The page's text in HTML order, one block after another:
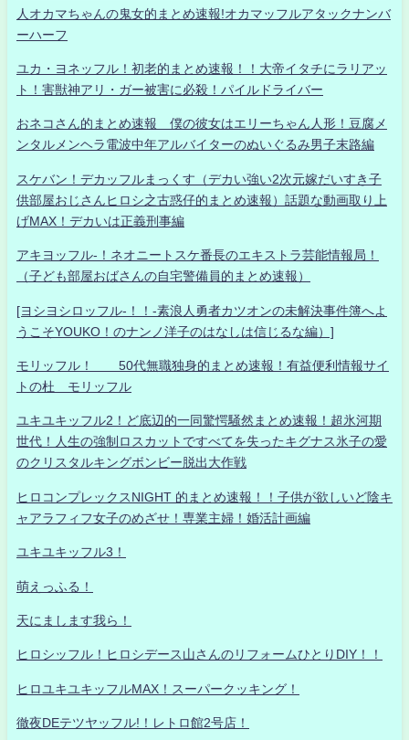
人オカマちゃんの鬼女的まとめ速報!オカマッフルアタックナンバ
ーハーフ
ユカ・ヨネッフル！初老的まとめ速報！！大帝イタチにラリアッ
ト！害獣神アリ・ガー被害に必殺！パイルドライバー
おネコさん的まとめ速報 僕の彼女はエリーちゃん人形！豆腐メ
ンタルメンヘラ電波中年アルバイターのぬいぐるみ男子末路編
スケバン！デカッフルまっくす（デカい強い2次元嫁だいすき子
供部屋おじさんヒロシ之古惑仔的まとめ速報）話題な動画取り上
げMAX！デカいは正義刑事編
アキヨッフル-！ネオニートスケ番長のエキストラ芸能情報局！
（子ども部屋おばさんの自宅警備員的まとめ速報）
[ヨシヨシロッフル-！！-素浪人勇者カツオンの未解決事件簿へよ
うこそYOUKO！のナンノ洋子のはなしは信じるな編）]
モリッフル！ 50代無職独身的まとめ速報！有益便利情報サイ
トの杜 モリッフル
ユキユキッフル2！ど底辺的一同驚愕騒然まとめ速報！超氷河期
世代！人生の強制ロスカットですべてを失ったキグナス氷子の愛
のクリスタルキングボンビー脱出大作戦
ヒロコンプレックスNIGHT 的まとめ速報！！子供が欲しいど陰キ
ャアラフィフ女子のめざせ！専業主婦！婚活計画編
ユキユキッフル3！
萌えっふる！
天にまします我ら！
ヒロシッフル！ヒロシデース山さんのリフォームひとりDIY！！
ヒロユキユキッフルMAX！スーパークッキング！
徹夜DEテツヤッフル!！レトロ館2号店！